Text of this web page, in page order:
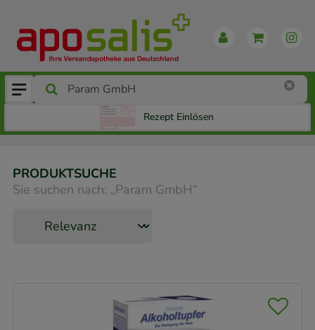
Rezept Einlösen
PRODUKTSUCHE
Sie suchen nach: „Param GmbH“